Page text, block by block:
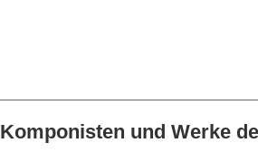
Komponisten und Werke